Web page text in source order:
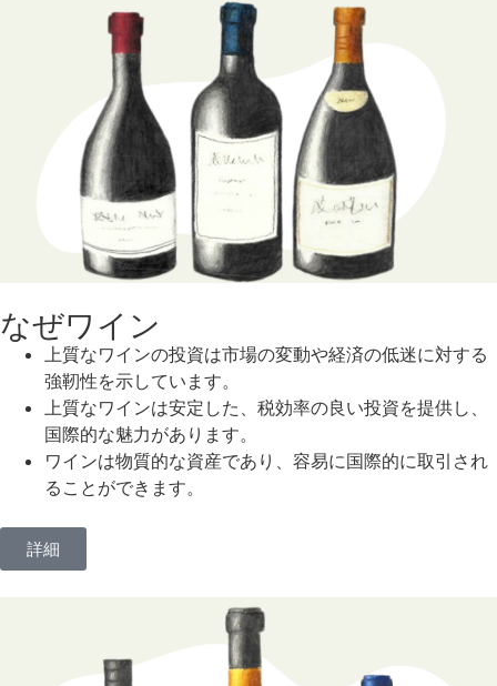
なぜワイン
上質なワインの投資は市場の変動や経済の低迷に対する
強靭性を示しています。
上質なワインは安定した、税効率の良い投資を提供し、
国際的な魅力があります。
ワインは物質的な資産であり、容易に国際的に取引され
ることができます。
詳細